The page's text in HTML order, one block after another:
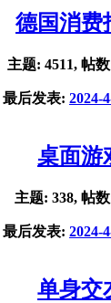
德国消费
主题: 4511, 帖
最后发表: 2024-
桌面游
主题: 338, 帖
最后发表: 2024-
单身交